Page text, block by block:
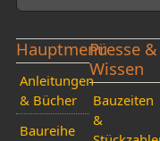
Hauptmenü
Anleitungen
& Bücher
Baureihe
Presse &
Wissen
Bauzeiten
&